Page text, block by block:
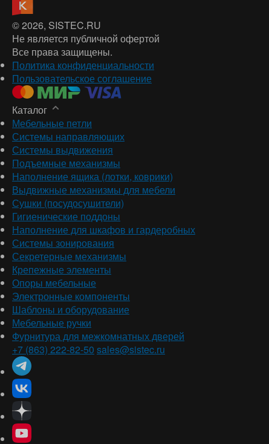
© 2026, SISTEC.RU
Не является публичной офертой
Все права защищены.
Политика конфиденциальности
Пользовательское соглашение
Каталог
Мебельные петли
Системы направляющих
Системы выдвижения
Подъемные механизмы
Наполнение ящика (лотки, коврики)
Выдвижные механизмы для мебели
Сушки (посудосушители)
Гигиенические поддоны
Наполнение для шкафов и гардеробных
Системы зонирования
Секретерные механизмы
Крепежные элементы
Опоры мебельные
Электронные компоненты
Шаблоны и оборудование
Мебельные ручки
Фурнитура для межкомнатных дверей
+7 (863) 222-82-50 sales@sistec.ru